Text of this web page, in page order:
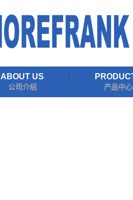
ABOUT US
公司介绍 产品中心